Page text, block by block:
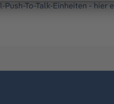
Push-To-Talk-Einheiten - hier